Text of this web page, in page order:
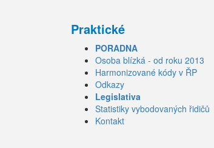
Praktické
PORADNA
Osoba blízká - od roku 2013
Harmonizované kódy v ŘP
Odkazy
Legislativa
Statistiky vybodovaných řidičů
Kontakt